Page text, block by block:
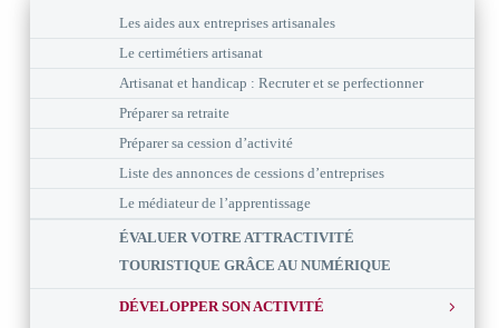
Les aides aux entreprises artisanales
Le certimétiers artisanat
Artisanat et handicap : Recruter et se perfectionner
Préparer sa retraite
Préparer sa cession d’activité
Liste des annonces de cessions d’entreprises
Le médiateur de l’apprentissage
ÉVALUER VOTRE ATTRACTIVITÉ
TOURISTIQUE GRÂCE AU NUMÉRIQUE
DÉVELOPPER SON ACTIVITÉ